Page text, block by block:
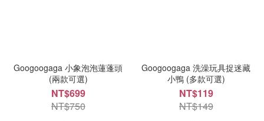
Googoogaga 小象泡泡蓮蓬頭
(兩款可選)
NT$699
NT$750
Googoogaga 洗澡玩具捉迷藏
小鴨 (多款可選)
NT$119
NT$149